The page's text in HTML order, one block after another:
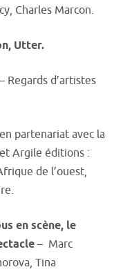
Charles Marcon.
Utter.
– Regards d’artistes
partenariat avec la
Argile éditions :
de l’ouest,
en scène, le
– Marc
Tina